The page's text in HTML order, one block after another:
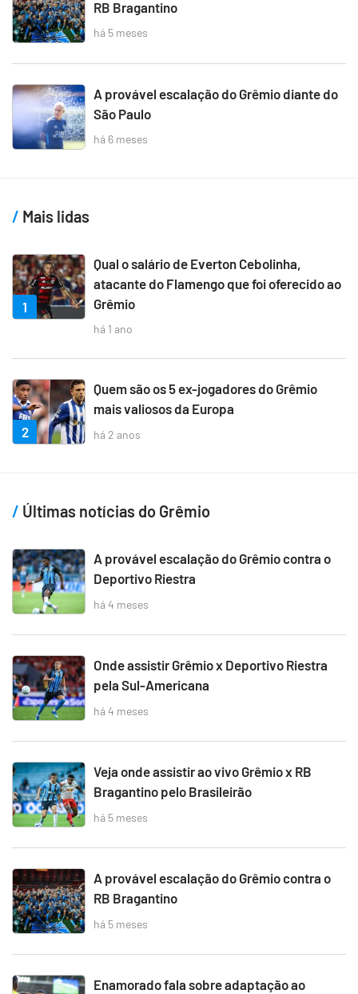
RB Bragantino
há 5 meses
A provável escalação do Grêmio diante do
São Paulo
há 6 meses
Mais lidas
1
Qual o salário de Everton Cebolinha,
atacante do Flamengo que foi oferecido ao
Grêmio
há 1 ano
2
Quem são os 5 ex-jogadores do Grêmio
mais valiosos da Europa
há 2 anos
Últimas notícias do Grêmio
A provável escalação do Grêmio contra o
Deportivo Riestra
há 4 meses
Onde assistir Grêmio x Deportivo Riestra
pela Sul-Americana
há 4 meses
Veja onde assistir ao vivo Grêmio x RB
Bragantino pelo Brasileirão
há 5 meses
A provável escalação do Grêmio contra o
RB Bragantino
há 5 meses
Enamorado fala sobre adaptação ao